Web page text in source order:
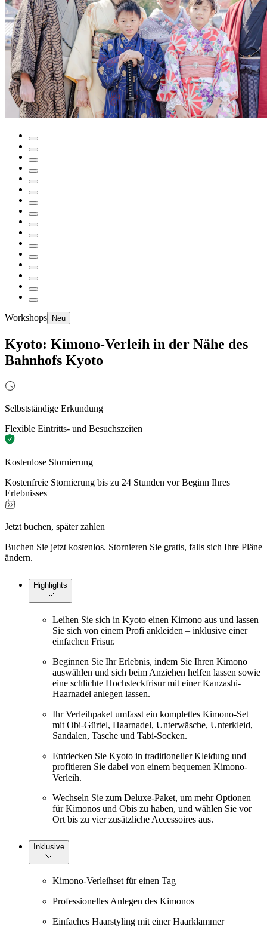
Workshops Neu
Kyoto: Kimono-Verleih in der Nähe des
Bahnhofs Kyoto
Selbstständige Erkundung
Flexible Eintritts- und Besuchszeiten
Kostenlose Stornierung
Kostenfreie Stornierung bis zu 24 Stunden vor Beginn Ihres
Erlebnisses
Jetzt buchen, später zahlen
Buchen Sie jetzt kostenlos. Stornieren Sie gratis, falls sich Ihre Pläne
ändern.
Highlights
Leihen Sie sich in Kyoto einen Kimono aus und lassen
Sie sich von einem Profi ankleiden – inklusive einer
einfachen Frisur.
Beginnen Sie Ihr Erlebnis, indem Sie Ihren Kimono
auswählen und sich beim Anziehen helfen lassen sowie
eine schlichte Hochsteckfrisur mit einer Kanzashi-
Haarnadel anlegen lassen.
Ihr Verleihpaket umfasst ein komplettes Kimono-Set
mit Obi-Gürtel, Haarnadel, Unterwäsche, Unterkleid,
Sandalen, Tasche und Tabi-Socken.
Entdecken Sie Kyoto in traditioneller Kleidung und
profitieren Sie dabei von einem bequemen Kimono-
Verleih.
Wechseln Sie zum Deluxe-Paket, um mehr Optionen
für Kimonos und Obis zu haben, und wählen Sie vor
Ort bis zu vier zusätzliche Accessoires aus.
Inklusive
Kimono-Verleihset für einen Tag
Professionelles Anlegen des Kimonos
Einfaches Haarstyling mit einer Haarklammer